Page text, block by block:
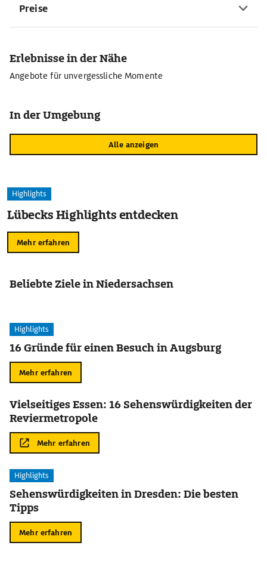
Preise
Erlebnisse in der Nähe
Angebote für unvergessliche Momente
In der Umgebung
Alle anzeigen
Highlights
Lübecks Highlights entdecken
Mehr erfahren
Beliebte Ziele in Niedersachsen
Highlights
16 Gründe für einen Besuch in Augsburg
Mehr erfahren
Vielseitiges Essen: 16 Sehenswürdigkeiten der
Reviermetropole
Mehr erfahren
Highlights
Sehenswürdigkeiten in Dresden: Die besten
Tipps
Mehr erfahren